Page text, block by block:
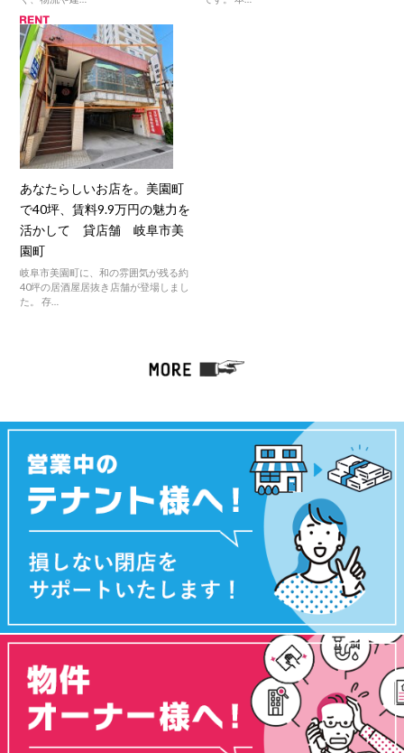
あなたらしいお店を。美園町
で40坪、賃料9.9万円の魅力を
活かして 貸店舗 岐阜市美
園町
岐阜市美園町に、和の雰囲気が残る約
40坪の居酒屋居抜き店舗が登場しまし
た。 存…